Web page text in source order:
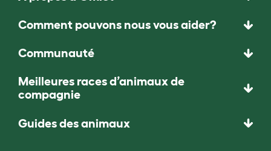
Comment pouvons nous vous aider?
Communauté
Meilleures races d’animaux de
compagnie
Guides des animaux